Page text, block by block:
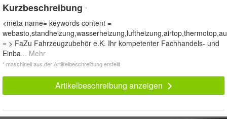
Kurzbeschreibung *
<meta name= keywords content =
= > FaZu Fahrzeugzubehör e.K. Ihr kompetenter Fachhandels- und
Einba... Mehr
* maschinell aus der Artikelbeschreibung erstellt
Artikelbeschreibung anzeigen